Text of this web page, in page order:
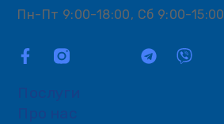
Послуги
Про нас
Пн-Пт 9:00-18:00, Сб 9:00-15:00